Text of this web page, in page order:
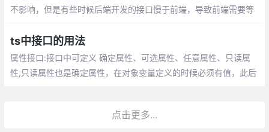
不影响，但是有些时候后端开发的接口慢于前端，导致前端需要等
了模拟接口数据的方案
ts中接口的用法
属性接口:接口中可定义 确定属性、可选属性、任意属性、只读属
性;只读属性也是确定属性，在对象变量定义的时候必须有值，此后
点击更多...